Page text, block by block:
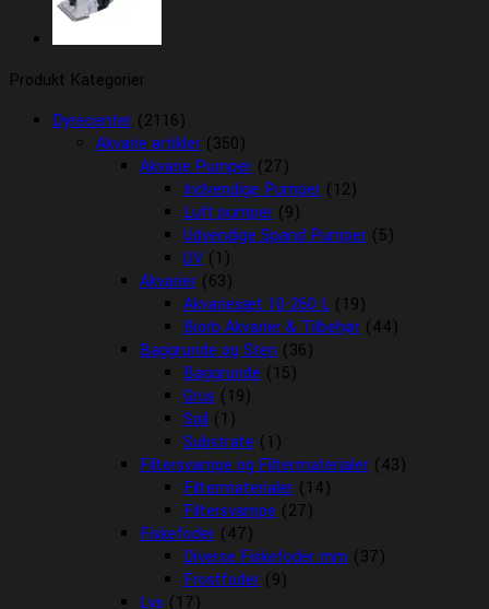
Produkt Kategorier
Dyrecenter (2116)
Akvarie artikler (350)
Akvarie Pumper (27)
Indvendige Pumper (12)
Luft pumper (9)
Udvendige Spand Pumper (5)
UV (1)
Akvarier (63)
Akvariesæt 10-260 L (19)
Biorb Akvarier & Tilbehør (44)
Baggrunde og Sten (36)
Baggrunde (15)
Grus (19)
Soil (1)
Substrate (1)
Filtersvampe og Filtermaterialer (43)
Filtermaterialer (14)
Filtersvampe (27)
Fiskefoder (47)
Diverse Fiskefoder mm (37)
Frostfoder (9)
Lys (17)